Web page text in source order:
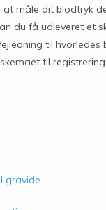
at måle dit blodtryk
du få udleveret et
til hvorledes
til
gravide